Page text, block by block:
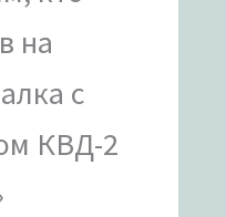
на
с
КВД-2